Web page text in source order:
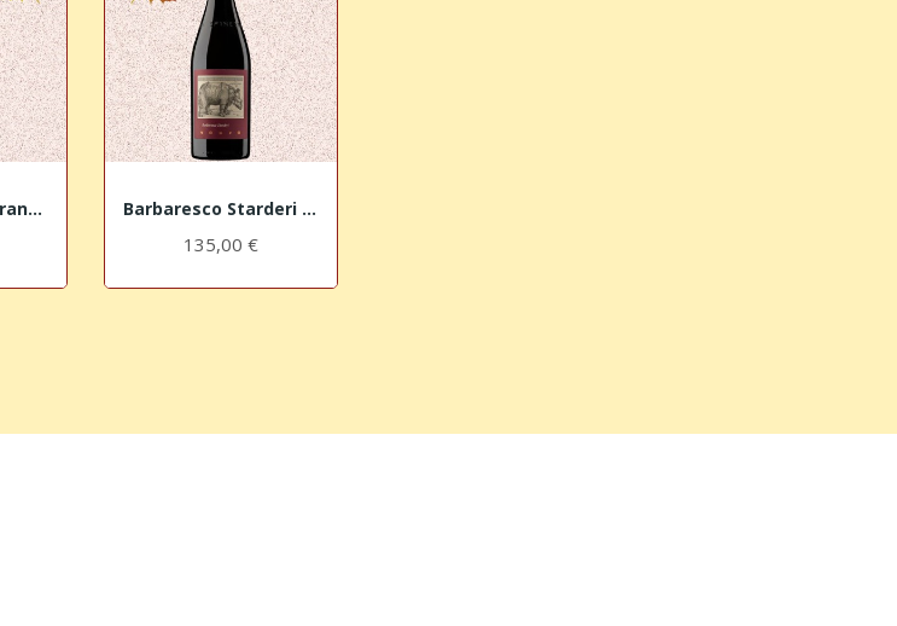
Barbaresco Valeirano Vursù DOCG 2014 La Spinetta Barbaresco Starderi Vursù DOCG 2019 La Spinetta
135,00 €